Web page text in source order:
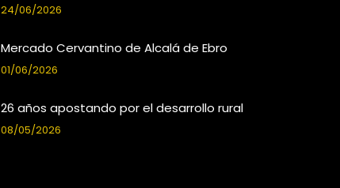
24/06/2026
Mercado Cervantino de Alcalá de Ebro
01/06/2026
26 años apostando por el desarrollo rural
08/05/2026